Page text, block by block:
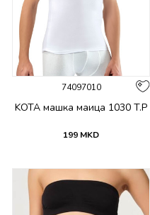
74097010
KOTA машка маица 1030 T.P
199 MKD